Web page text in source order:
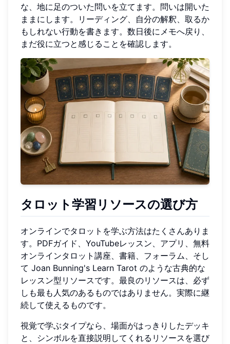
な、地に足のついた問いを立てます。問いは開いた
ままにします。リーディング、自分の解釈、取るか
もしれない行動を書きます。数日後にメモへ戻り、
まだ役に立つと感じることを確認します。
タロット学習リソースの選び方
オンラインでタロットを学ぶ方法はたくさんありま
す。PDFガイド、YouTubeレッスン、アプリ、無料
オンラインタロット講座、書籍、フォーラム、そし
て Joan Bunning's Learn Tarot のような古典的な
レッスン型リソースです。最良のリソースは、必ず
しも最も人気のあるものではありません。実際に継
続して使えるものです。
視覚で学ぶタイプなら、場面がはっきりしたデッキ
と、シンボルを直接説明してくれるリソースを選び